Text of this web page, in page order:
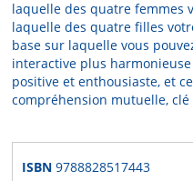
laquelle des quatre femmes
laquelle des quatre filles
base sur laquelle vous
interactive plus
positive et enthousiaste, et
compréhension mutuelle,
ISBN9788828517443